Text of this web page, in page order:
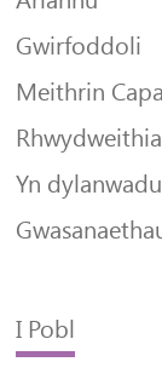
Gwirfoddoli
Meithrin
Yn dylanwadu
I Pobl